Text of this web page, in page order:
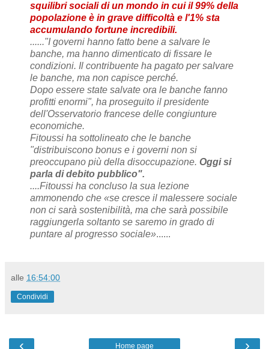
squilibri sociali di un mondo in cui il 99% della
popolazione è in grave difficoltà e l'1% sta
accumulando fortune incredibili.
......"I governi hanno fatto bene a salvare le
banche, ma hanno dimenticato di fissare le
condizioni. Il contribuente ha pagato per salvare
le banche, ma non capisce perché.
Dopo essere state salvate ora le banche fanno
profitti enormi", ha proseguito il presidente
dell'Osservatorio francese delle congiunture
economiche.
Fitoussi ha sottolineato che le banche
"distribuiscono bonus e i governi non si
preoccupano più della disoccupazione. Oggi si
parla di debito pubblico".
....Fitoussi ha concluso la sua lezione
ammonendo che «se cresce il malessere sociale
non ci sarà sostenibilità, ma che sarà possibile
raggiungerla soltanto se saremo in grado di
puntare al progresso sociale»......
alle 16:54:00
Condividi
‹ ›
Home page